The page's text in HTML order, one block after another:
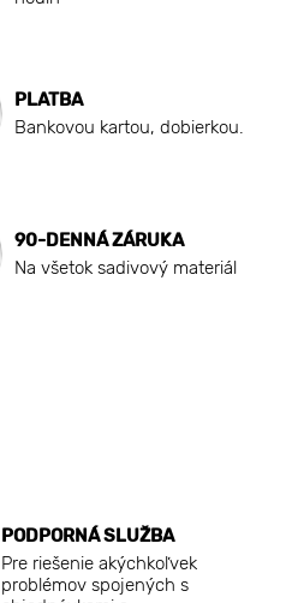
PLATBA
Bankovou kartou, dobierkou.
90-DENNÁ ZÁRUKA
Na všetok sadivový materiál
PODPORNÁ SLUŽBA
Pre riešenie akýchkoľvek
problémov spojených s